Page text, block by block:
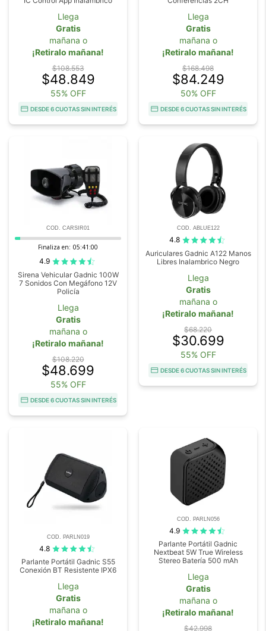
Llega
Gratis
mañana o
¡Retiralo mañana!
$108.553
$48.849
55% OFF
DESDE 6 CUOTAS SIN INTERÉS
Llega
Gratis
mañana o
¡Retiralo mañana!
$168.498
$84.249
50% OFF
DESDE 6 CUOTAS SIN INTERÉS
COD. CARSIR01
Finaliza en: 05:40:59
4.9
Sirena Vehicular Gadnic 100W
7 Sonidos Con Megáfono 12V
Policía
Llega
Gratis
mañana o
¡Retiralo mañana!
$108.220
$48.699
55% OFF
DESDE 6 CUOTAS SIN INTERÉS
COD. ABLUE122
4.8
Auriculares Gadnic A122 Manos
Libres Inalambrico Negro
Llega
Gratis
mañana o
¡Retiralo mañana!
$68.220
$30.699
55% OFF
DESDE 6 CUOTAS SIN INTERÉS
COD. PARLN019
4.8
Parlante Portátil Gadnic S55
Conexión BT Resistente IPX6
Llega
Gratis
mañana o
¡Retiralo mañana!
COD. PARLN056
4.9
Parlante Portátil Gadnic
Nextbeat 5W True Wireless
Stereo Batería 500 mAh
Llega
Gratis
mañana o
¡Retiralo mañana!
$42.998